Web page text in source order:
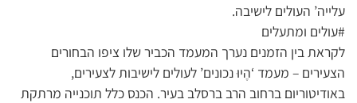
עלייה’ העולים לישיבה.
#עולים ומתעלים
לקראת בין הזמנים נערך המעמד הכביר שלו ציפו הבחורים
הצעירים – מעמד ‘הֶיוּ נכונים’ לעולים לישיבות לצעירים,
באודיטוריום ברחוב הרב ברסלב בעיר. הכנס כלל תוכנייה מרתקת